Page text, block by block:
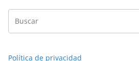
Política de privacidad